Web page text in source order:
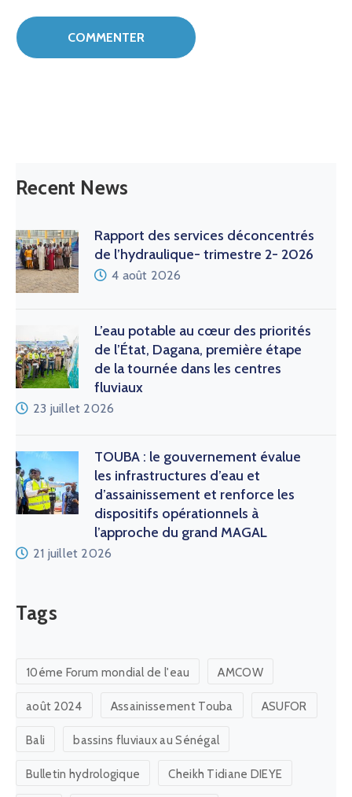
Recent News
Rapport des services déconcentrés
de l’hydraulique- trimestre 2- 2026
4 août 2026
L’eau potable au cœur des priorités
de l’État, Dagana, première étape
de la tournée dans les centres
fluviaux
23 juillet 2026
TOUBA : le gouvernement évalue
les infrastructures d’eau et
d’assainissement et renforce les
dispositifs opérationnels à
l’approche du grand MAGAL
21 juillet 2026
Tags
10éme Forum mondial de l'eau AMCOW
août 2024 Assainissement Touba ASUFOR
Bali bassins fluviaux au Sénégal
Bulletin hydrologique Cheikh Tidiane DIEYE